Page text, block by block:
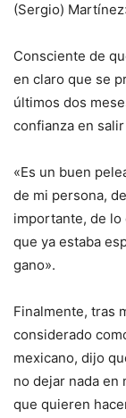
(Sergio)
Consciente de
en claro que se
últimos dos
confianza en
«Es un buen
de mi persona,
importante, de lo
que ya estaba
gano».
Finalmente, tras
considerado
mexicano, dijo
no dejar nada en
que quieren